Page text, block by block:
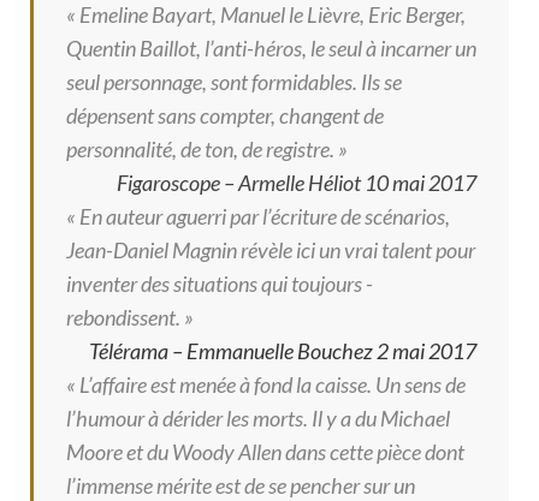
« Emeline Bayart, Manuel le Lièvre, Eric Berger,
Quentin Baillot, l’anti-héros, le seul à incarner un
seul personnage, sont formidables. Ils se
dépensent sans compter, changent de
personnalité, de ton, de registre. »
Figaroscope – Armelle Héliot 10 mai 2017
« En auteur aguerri par l’écriture de ­scénarios,
Jean-Daniel Magnin révèle ici un vrai talent pour
inventer des situations qui toujours ­
rebondissent. »
Télérama – Emmanuelle Bouchez 2 mai 2017
« L’affaire est menée à fond la caisse. Un sens de
l’humour à dérider les morts. Il y a du Michael
Moore et du Woody Allen dans cette pièce dont
l’immense mérite est de se pencher sur un